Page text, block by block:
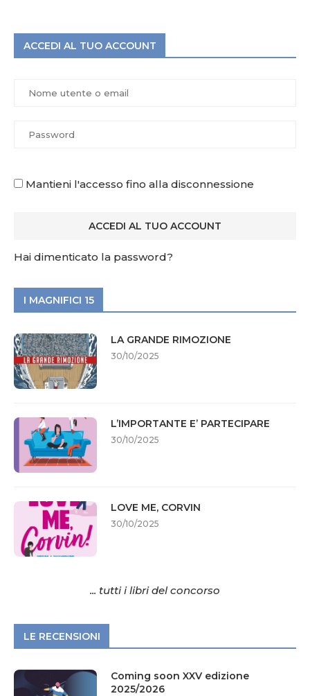
ACCEDI AL TUO ACCOUNT
Mantieni l'accesso fino alla disconnessione
Hai dimenticato la password?
I MAGNIFICI 15
LA GRANDE RIMOZIONE
30/10/2025
L’IMPORTANTE E’ PARTECIPARE
30/10/2025
LOVE ME, CORVIN
30/10/2025
... tutti i libri del concorso
LE RECENSIONI
Coming soon XXV edizione
2025/2026